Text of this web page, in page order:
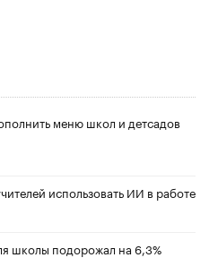
меню школ и детсадов
использовать ИИ в работе
школы подорожал на 6,3%